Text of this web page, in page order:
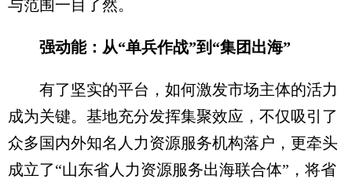
与范围一目了然。
强动能：从“单兵作战”到“集团出海”
有了坚实的平台，如何激发市场主体的活力
成为关键。基地充分发挥集聚效应，不仅吸引了
众多国内外知名人力资源服务机构落户，更牵头
成立了“山东省人力资源服务出海联合体”，将省